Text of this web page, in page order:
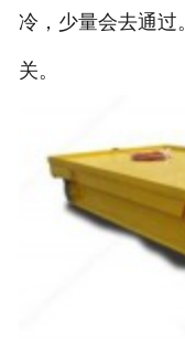
冷，少量会去通过
关。